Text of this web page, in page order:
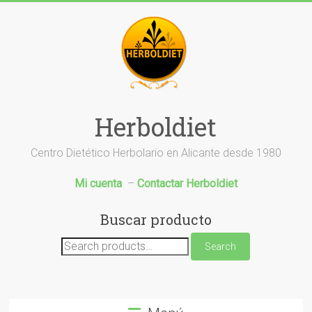
Herboldiet
Centro Dietético Herbolario en Alicante desde 1980
Mi cuenta – Contactar Herboldiet
Buscar producto
Search
for:
Search